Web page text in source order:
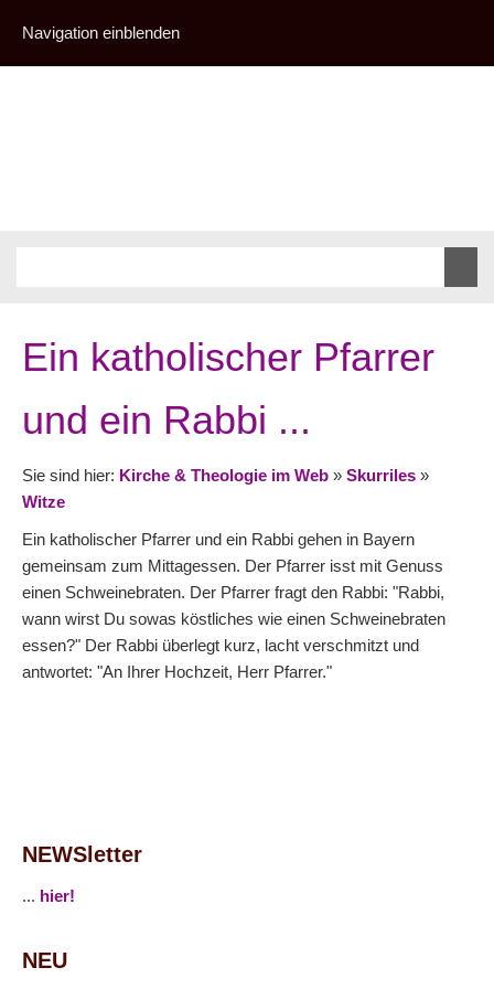
Navigation einblenden
Ein katholischer Pfarrer
und ein Rabbi ...
Sie sind hier: Kirche & Theologie im Web » Skurriles »
Witze
Ein katholischer Pfarrer und ein Rabbi gehen in Bayern
gemeinsam zum Mittagessen. Der Pfarrer isst mit Genuss
einen Schweinebraten. Der Pfarrer fragt den Rabbi: "Rabbi,
wann wirst Du sowas köstliches wie einen Schweinebraten
essen?" Der Rabbi überlegt kurz, lacht verschmitzt und
antwortet: "An Ihrer Hochzeit, Herr Pfarrer."
NEWSletter
... hier!
NEU